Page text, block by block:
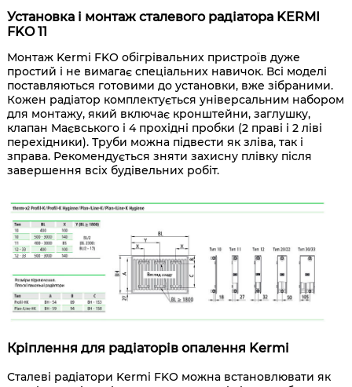
Установка і монтаж сталевого радіатора KERMI
FKO 11
Монтаж Kermi FKO обігрівальних пристроїв дуже
простий і не вимагає спеціальних навичок. Всі моделі
поставляються готовими до установки, вже зібраними.
Кожен радіатор комплектується універсальним набором
для монтажу, який включає кронштейни, заглушку,
клапан Маєвського і 4 прохідні пробки (2 праві і 2 ліві
перехідники). Труби можна підвести як зліва, так і
зправа. Рекомендується зняти захисну плівку після
завершення всіх будівельних робіт.
Кріплення для радіаторів опалення Kermi
Сталеві радіатори Kermi FKO можна встановлювати як